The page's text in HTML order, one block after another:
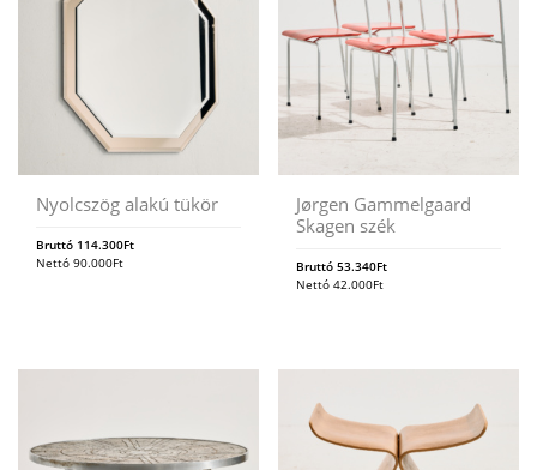
Nyolcszög alakú tükör
Bruttó 114.300Ft
Nettó 90.000Ft
Jørgen Gammelgaard
Skagen szék
Bruttó53.340Ft
Nettó42.000Ft